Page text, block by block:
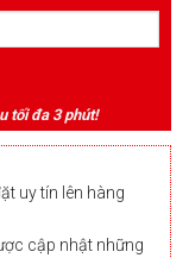
tối đa 3 phút!
uy tín lên hàng
cập nhật những